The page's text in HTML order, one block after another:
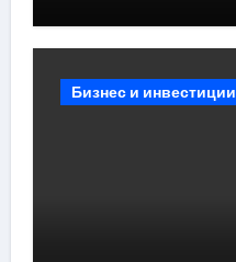
Бизнес и инвестиции